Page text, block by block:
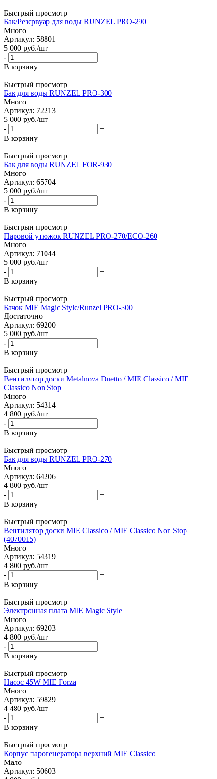
Быстрый просмотр
Бак/Резервуар для воды RUNZEL PRO-290
Много
Артикул: 58801
5 000 руб./шт
-
+
В корзину
Быстрый просмотр
Бак для воды RUNZEL PRO-300
Много
Артикул: 72213
5 000 руб./шт
-
+
В корзину
Быстрый просмотр
Бак для воды RUNZEL FOR-930
Много
Артикул: 65704
5 000 руб./шт
-
+
В корзину
Быстрый просмотр
Паровой утюжок RUNZEL PRO-270/ECO-260
Много
Артикул: 71044
5 000 руб./шт
-
+
В корзину
Быстрый просмотр
Бачок MIE Magic Style/Runzel PRO-300
Достаточно
Артикул: 69200
5 000 руб./шт
-
+
В корзину
Быстрый просмотр
Вентилятор доски Metalnova Duetto / MIE Classico / MIE
Classico Non Stop
Много
Артикул: 54314
4 800 руб./шт
-
+
В корзину
Быстрый просмотр
Бак для воды RUNZEL PRO-270
Много
Артикул: 64206
4 800 руб./шт
-
+
В корзину
Быстрый просмотр
Вентилятор доски MIE Classico / MIE Classico Non Stop
(4070015)
Много
Артикул: 54319
4 800 руб./шт
-
+
В корзину
Быстрый просмотр
Электронная плата MIE Magic Style
Много
Артикул: 69203
4 800 руб./шт
-
+
В корзину
Быстрый просмотр
Насос 45W MIE Forza
Много
Артикул: 59829
4 480 руб./шт
-
+
В корзину
Быстрый просмотр
Корпус парогенератора верхний MIE Classico
Мало
Артикул: 50603